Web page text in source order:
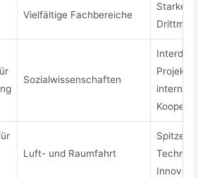
Vielfältige Fachbereiche
Starke
Sozialwissenschaften
Projekte,
Luft- und Raumfahrt